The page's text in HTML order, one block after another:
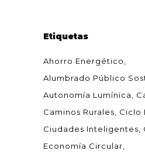
Etiquetas
Ahorro Energético
Alumbrado Público
Autonomía Lumínica
Caminos Rurales
Ciclo
Ciudades Inteligentes
Economía Circular